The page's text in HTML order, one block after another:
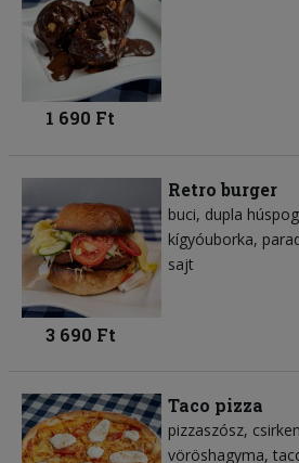
1 690 Ft
Retro burger
buci dupla
kígyóuborka
sajt
3 690 Ft
Taco pizza
pizzaszósz
vöröshagyma